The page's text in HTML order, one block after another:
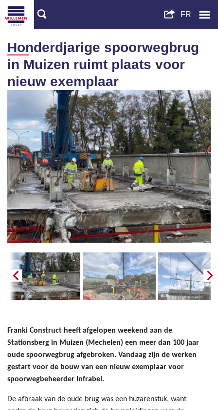
Honderdjarige spoorwegbrug
in Muizen ruimt plaats voor
nieuw exemplaar
Franki Construct heeft afgelopen weekend aan de
Stationsberg in Muizen (Mechelen) een meer dan 100 jaar
oude spoorwegbrug afgebroken. Vandaag zijn de werken
gestart voor de bouw van een nieuw exemplaar voor
spoorwegbeheerder Infrabel.
De afbraak van de oude brug was een huzarenstuk, want